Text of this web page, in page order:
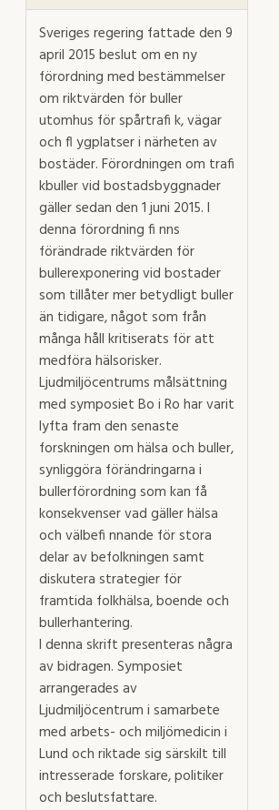
Sveriges regering fattade den 9
april 2015 beslut om en ny
förordning med bestämmelser
om riktvärden för buller
utomhus för spårtrafi k, vägar
och fl ygplatser i närheten av
bostäder. Förordningen om trafi
kbuller vid bostadsbyggnader
gäller sedan den 1 juni 2015. I
denna förordning fi nns
förändrade riktvärden för
bullerexponering vid bostader
som tillåter mer betydligt buller
än tidigare, något som från
många håll kritiserats för att
medföra hälsorisker.
Ljudmiljöcentrums målsättning
med symposiet Bo i Ro har varit
lyfta fram den senaste
forskningen om hälsa och buller,
synliggöra förändringarna i
bullerförordning som kan få
konsekvenser vad gäller hälsa
och välbefi nnande för stora
delar av befolkningen samt
diskutera strategier för
framtida folkhälsa, boende och
bullerhantering.
I denna skrift presenteras några
av bidragen. Symposiet
arrangerades av
Ljudmiljöcentrum i samarbete
med arbets- och miljömedicin i
Lund och riktade sig särskilt till
intresserade forskare, politiker
och beslutsfattare.